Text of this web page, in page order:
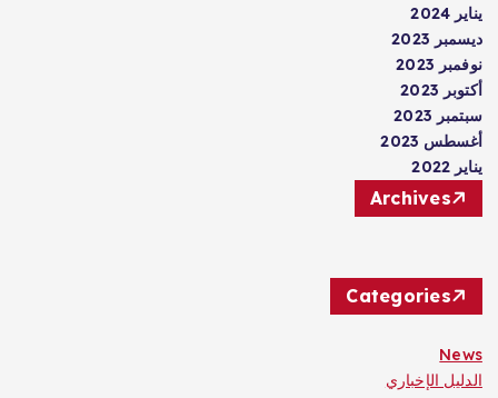
يناير 2024
ديسمبر 2023
نوفمبر 2023
أكتوبر 2023
سبتمبر 2023
أغسطس 2023
يناير 2022
Archives
Categories
News
الدليل الإخباري